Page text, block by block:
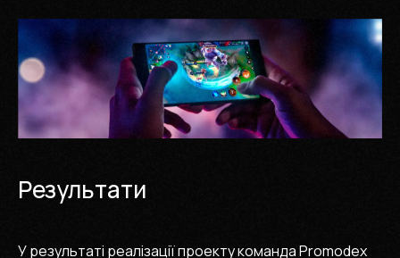
Результати
У результаті реалізації проекту команда Promodex